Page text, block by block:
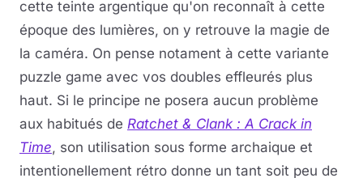
cette teinte argentique qu'on reconnaît à cette
époque des lumières, on y retrouve la magie de
la caméra. On pense notament à cette variante
puzzle game avec vos doubles effleurés plus
haut. Si le principe ne posera aucun problème
aux habitués de Ratchet & Clank : A Crack in
Time, son utilisation sous forme archaique et
intentionellement rétro donne un tant soit peu de